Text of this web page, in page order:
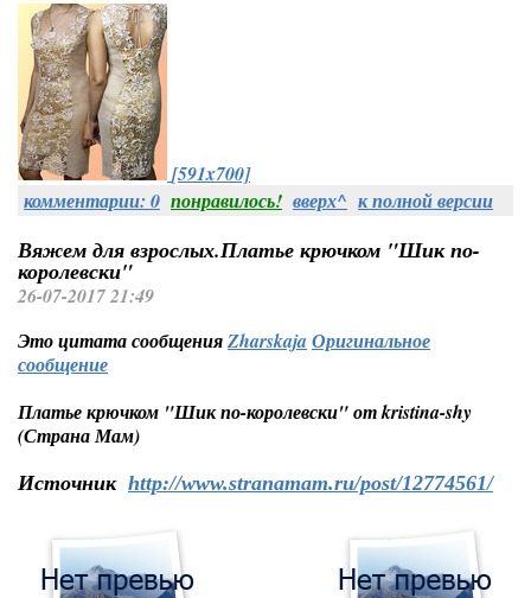
[591x700]
комментарии: 0 понравилось! вверх^ к полной версии
Вяжем для взрослых.Платье крючком "Шик по-
королевски"
26-07-2017 21:49
Это цитата сообщенияZharskajaОригинальное
сообщение
Платье крючком "Шик по-королевски" от kristina-shy
(Страна Мам)
Источник http://www.stranamam.ru/post/12774561/